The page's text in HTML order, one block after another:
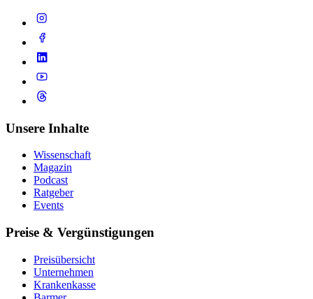
Unsere Inhalte
Wissenschaft
Magazin
Podcast
Ratgeber
Events
Preise & Vergünstigungen
Preisübersicht
Unternehmen
Krankenkasse